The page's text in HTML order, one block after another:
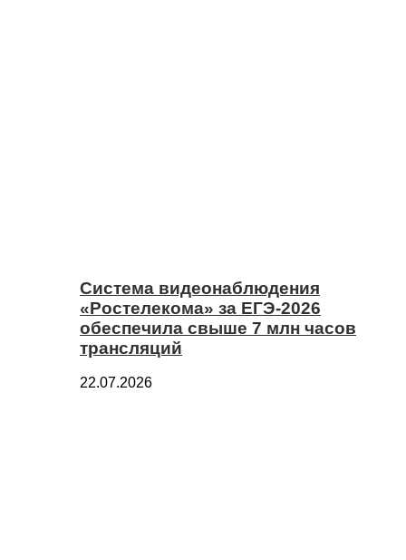
Система видеонаблюдения
«Ростелекома» за ЕГЭ-2026
обеспечила свыше 7 млн часов
трансляций
22.07.2026